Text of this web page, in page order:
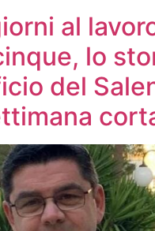
al
lo
del